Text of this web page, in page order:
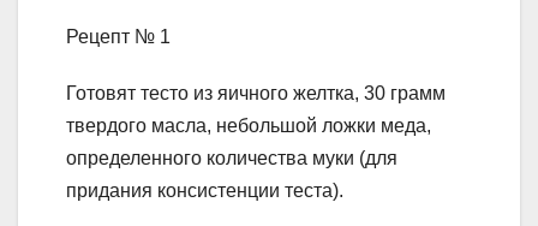
Рецепт № 1
Готовят тесто из яичного желтка, 30 грамм
твердого масла, небольшой ложки меда,
определенного количества муки (для
придания консистенции теста).